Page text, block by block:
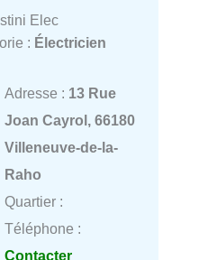
Elec
: Électricien
Adresse : 13 Rue
Joan Cayrol, 66180
Villeneuve-de-la-
Raho
Quartier :
Téléphone :
Contacter